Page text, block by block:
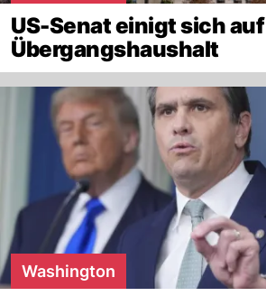
US-Senat einigt sich auf
Übergangshaushalt
Washington